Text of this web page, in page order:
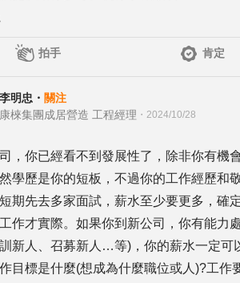
拍手 肯定
李明忠 ・ 關注
康棶集團成居營造 工程經理 ・ 2024/10/28
，你已經看不到發展性了，除非你有機
學歷是你的短板，不過你的工作經歷和
期先去多家面試，薪水至少要更多，確
作才實際。如果你到新公司，你有能力
新人、召募新人…等)，你的薪水一定可
目標是什麼(想成為什麼職位或人)?工作